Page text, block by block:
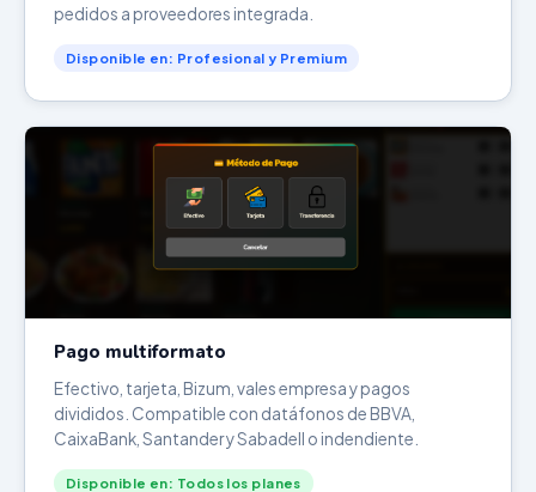
pedidos a proveedores integrada.
Disponible en: Profesional y Premium
Pago multiformato
Efectivo, tarjeta, Bizum, vales empresa y pagos
divididos. Compatible con datáfonos de BBVA,
CaixaBank, Santander y Sabadell o indendiente.
Disponible en: Todos los planes